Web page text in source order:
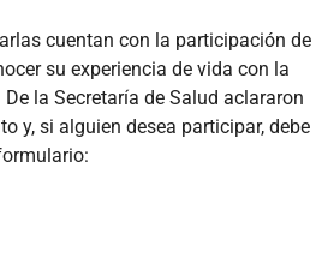
cuentan con la participación de
su experiencia de vida con la
la Secretaría de Salud aclararon
y, si alguien desea participar, debe